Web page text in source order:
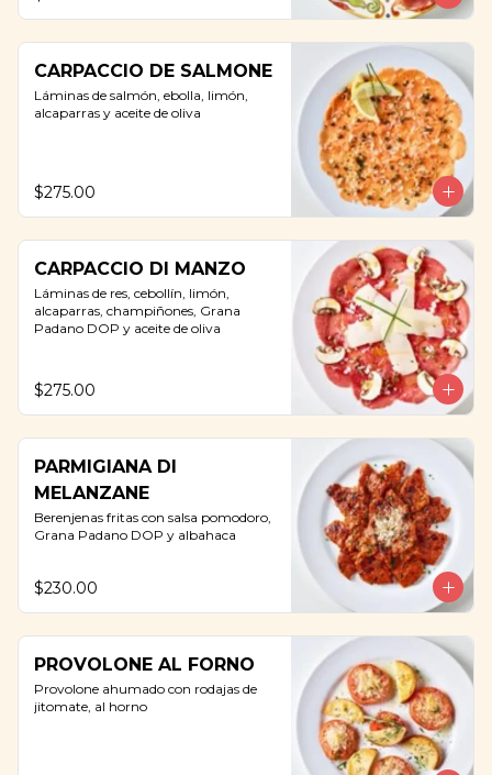
CARPACCIO DE SALMONE
Láminas de salmón, ebolla, limón,
alcaparras y aceite de oliva
$275.00
CARPACCIO DI MANZO
Láminas de res, cebollín, limón,
alcaparras, champiñones, Grana
Padano DOP y aceite de oliva
$275.00
PARMIGIANA DI
MELANZANE
Berenjenas fritas con salsa pomodoro,
Grana Padano DOP y albahaca
$230.00
PROVOLONE AL FORNO
Provolone ahumado con rodajas de
jitomate, al horno